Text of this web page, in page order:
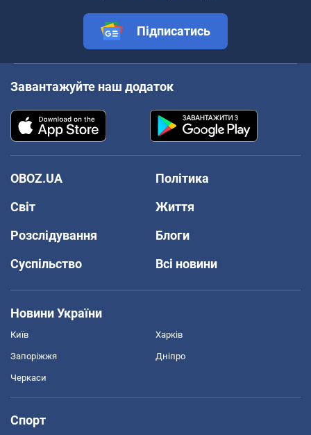
Підписатись
Завантажуйте наш додаток
OBOZ.UA
Політика
Світ
Життя
Розслідування
Блоги
Суспільство
Всі новини
Новини України
Київ Харків
Запоріжжя Дніпро
Черкаси
Спорт